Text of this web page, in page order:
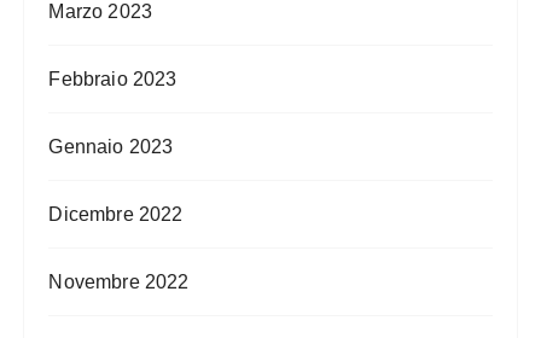
Marzo 2023
Febbraio 2023
Gennaio 2023
Dicembre 2022
Novembre 2022